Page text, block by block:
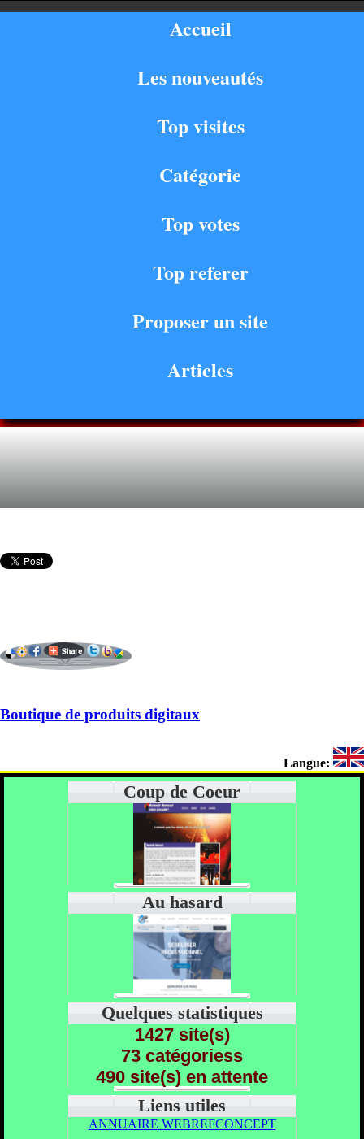
Accueil
Les nouveautés
Top visites
Catégorie
Top votes
Top referer
Proposer un site
Articles
Boutique de produits digitaux
Langue:
Coup de Coeur
Au hasard
Quelques statistiques
1427 site(s)
73 catégoriess
490 site(s) en attente
Liens utiles
ANNUAIRE WEBREFCONCEPT